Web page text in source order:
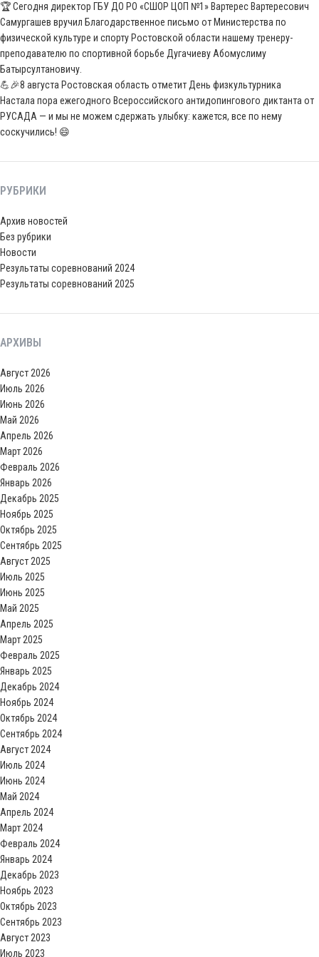
🏆 Сегодня директор ГБУ ДО РО «СШОР ЦОП №1» Вартерес Вартересович
Самургашев вручил Благодарственное письмо от Министерства по
физической культуре и спорту Ростовской области нашему тренеру-
преподавателю по спортивной борьбе Дугачиеву Абомуслиму
Батырсултановичу.
💪🎉8 августа Ростовская область отметит День физкультурника
Настала пора ежегодного Всероссийского антидопингового диктанта от
РУСАДА — и мы не можем сдержать улыбку: кажется, все по нему
соскучились! 😄
РУБРИКИ
Архив новостей
Без рубрики
Новости
Результаты соревнований 2024
Результаты соревнований 2025
АРХИВЫ
Август 2026
Июль 2026
Июнь 2026
Май 2026
Апрель 2026
Март 2026
Февраль 2026
Январь 2026
Декабрь 2025
Ноябрь 2025
Октябрь 2025
Сентябрь 2025
Август 2025
Июль 2025
Июнь 2025
Май 2025
Апрель 2025
Март 2025
Февраль 2025
Январь 2025
Декабрь 2024
Ноябрь 2024
Октябрь 2024
Сентябрь 2024
Август 2024
Июль 2024
Июнь 2024
Май 2024
Апрель 2024
Март 2024
Февраль 2024
Январь 2024
Декабрь 2023
Ноябрь 2023
Октябрь 2023
Сентябрь 2023
Август 2023
Июль 2023